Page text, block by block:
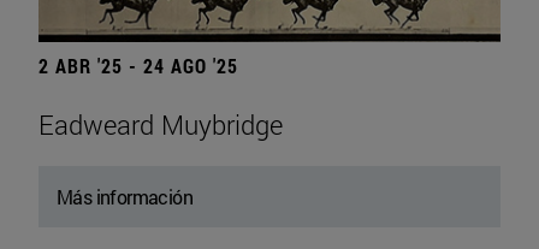
2 ABR '25 - 24 AGO '25
Eadweard Muybridge
Más información